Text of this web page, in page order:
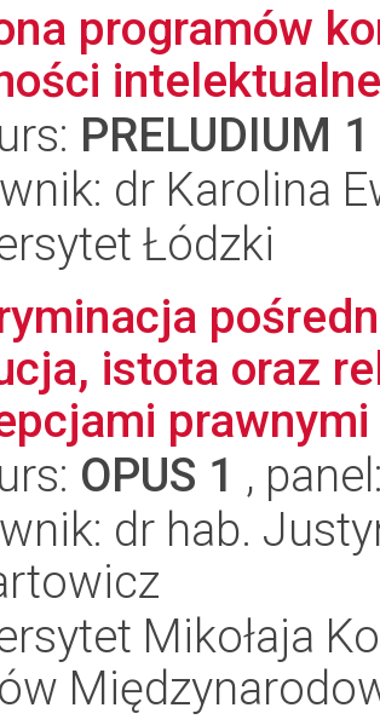
programów
PRELUDIUM 1
dr Karolina
Łódzki
istota oraz
prawnymi
OPUS 1 ,
dr hab.
Mikołaja